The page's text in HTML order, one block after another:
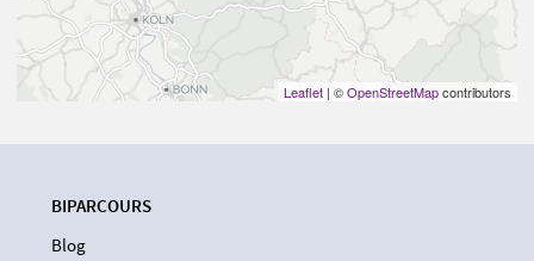
Leaflet | ©OpenStreetMapcontributors
BIPARCOURS
Blog